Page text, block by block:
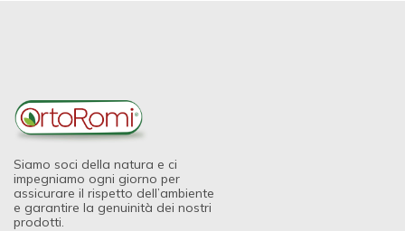
Siamo soci della natura e ci
impegniamo ogni giorno per
assicurare il rispetto dell’ambiente
e garantire la genuinità dei nostri
prodotti.